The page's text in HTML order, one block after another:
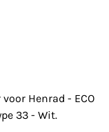
Henrad - ECO
33 - Wit.